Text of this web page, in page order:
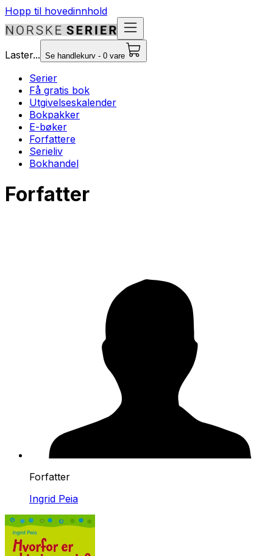
Hopp til hovedinnhold
Laster... Se handlekurv - 0 vare
Serier
Få gratis bok
Utgivelseskalender
Bokpakker
E-bøker
Forfattere
Serieliv
Bokhandel
Forfatter
Forfatter
Ingrid Peia